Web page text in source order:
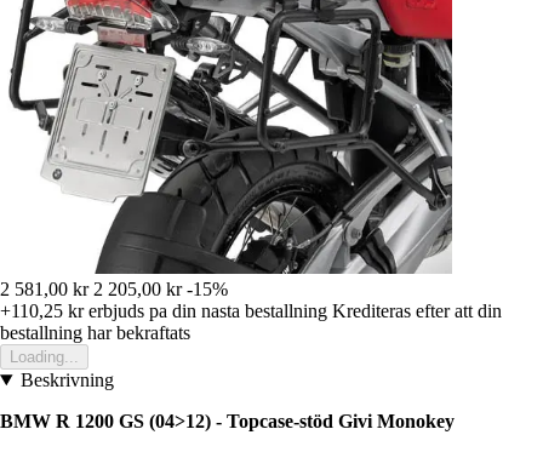
2 581,00 kr 2 205,00 kr -15%
+110,25 krerbjuds pa din nasta bestallning Krediteras efter att din
bestallning har bekraftats
Loading...
Beskrivning
BMW R 1200 GS (04>12) - Topcase-stöd Givi Monokey